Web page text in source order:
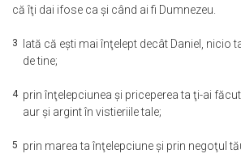
că îţi dai ifose ca şi când ai fi Dumnezeu.
3
Iată că eşti mai înţelept decât Daniel, nicio
de tine;
4 prin înţelepciunea şi priceperea ta ţi-ai
aur şi argint în vistieriile tale;
5 prin marea ta înţelepciune şi prin negoţul